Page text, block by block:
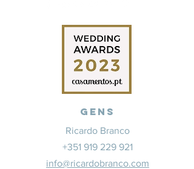
Gens
Ricardo Branco
+351 919 229 921
info@ricardobranco.com